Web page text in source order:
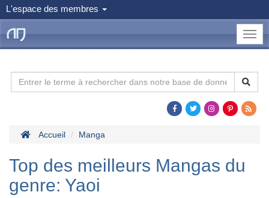
L'espace des membres
le
Dojo
Accueil Manga
Top des meilleurs Mangas du
genre: Yaoi